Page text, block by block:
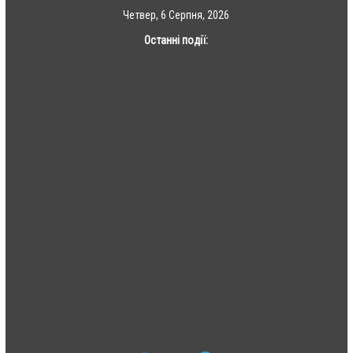
Четвер, 6 Серпня, 2026
Останні події: